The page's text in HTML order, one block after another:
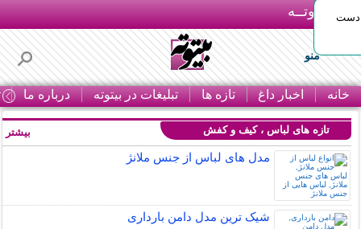
بـیتوتــه
منو
خانه اخبار داغ تازه ها تبلیغات در بیتوته درباره ما
دست
تازه های لباس ، کیف و کفش
مدل های لباس از جنس ملانژ
شیک ترین مدل دامن بارداری
بیشتر